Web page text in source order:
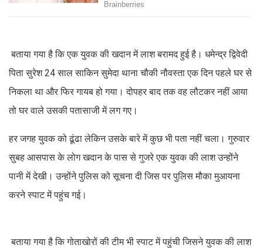
बताया गया है कि एक युवक की खदान में लाश बरामद हुई है। धमेन्द्र द्विवेदी
पिता सुरेश 24 साल साकिन सुमेदा थाना चौकी नौवस्ता एक दिन पहले घर से
निकला था और फिर गायब हो गया। दोपहर बाद तक वह लौटकर नहीं आया
तो घर वाले उसकी पतासाजी में लग गए।
हर जगह युवक को ढूंढा लेकिन उसके बारे में कुछ भी पता नहीं चला। गुरुवार
सुबह आसपास के लोग खदान के पास से गुजरे एक युवक की लाश उन्होंने
पानी में देखी। उन्होंने पुलिस को सूचना दी जिस पर पुलिस मौका मुआयना
करने स्पाट में पहुंच गई।
बताया गया है कि गोताखोरों की टीम भी स्पाट में पहुंची जिसने युवक की लाश